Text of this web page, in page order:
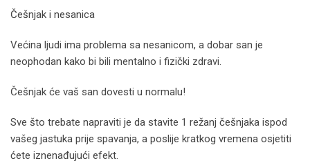
Češnjak i nesanica
Većina ljudi ima problema sa nesanicom, a dobar san je
neophodan kako bi bili mentalno i fizički zdravi.
Češnjak će vaš san dovesti u normalu!
Sve što trebate napraviti je da stavite 1 režanj češnjaka ispod
vašeg jastuka prije spavanja, a poslije kratkog vremena osjetiti
ćete iznenađujući efekt.